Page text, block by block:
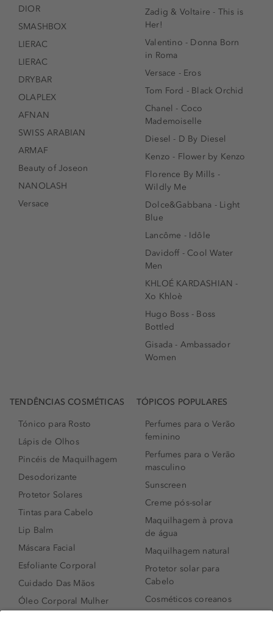
DIOR
SMASHBOX
LIERAC
LIERAC
DRYBAR
OLAPLEX
AFNAN
SWISS ARABIAN
ARMAF
Beauty of Joseon
NANOLASH
Versace
Zadig & Voltaire - This is
Her!
Valentino - Donna Born
in Roma
Versace - Eros
Tom Ford - Black Orchid
Chanel - Coco
Mademoiselle
Diesel - D By Diesel
Kenzo - Flower by Kenzo
Florence By Mills -
Wildly Me
Dolce&Gabbana - Light
Blue
Lancôme - Idôle
Davidoff - Cool Water
Men
KHLOÉ KARDASHIAN -
Xo Khloè
Hugo Boss - Boss
Bottled
Gisada - Ambassador
Women
TENDÊNCIAS COSMÉTICAS
Tónico para Rosto
Lápis de Olhos
Pincéis de Maquilhagem
Desodorizante
Protetor Solares
Tintas para Cabelo
Lip Balm
Máscara Facial
Esfoliante Corporal
Cuidado Das Mãos
Óleo Corporal Mulher
TÓPICOS POPULARES
Perfumes para o Verão
feminino
Perfumes para o Verão
masculino
Sunscreen
Creme pós-solar
Maquilhagem à prova
de água
Maquilhagem natural
Protetor solar para
Cabelo
Cosméticos coreanos